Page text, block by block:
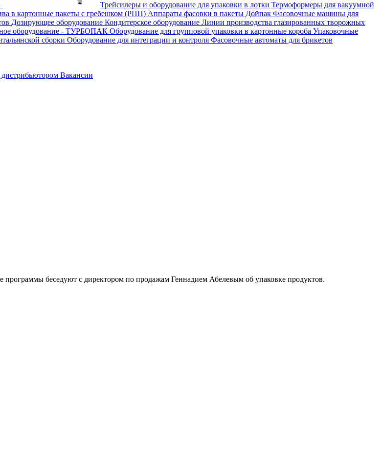
Трейсилеры и оборудование для упаковки в лотки Термоформеры для вакуумной
в картонные пакеты с гребешком (РПП) Аппараты фасовки в пакеты Дойпак Фасовочные машины для
Дозирующее оборудование Кондитерское оборудование Линии производства глазированных творожных
оборудование - ТУРБОПАК Оборудование для групповой упаковки в картонные короба Упаковочные
сборки Оборудование для интеграции и контроля Фасовочные автоматы для брикетов
дистрибьютором Вакансии
беседуют с директором по продажам Геннадием Абелевым об упаковке продуктов.